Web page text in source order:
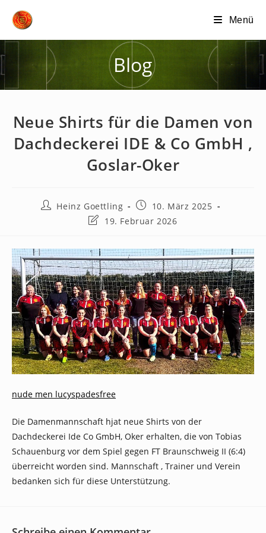
Inhalt
Menü
Blog
Neue Shirts für die Damen von
Dachdeckerei IDE & Co GmbH ,
Goslar-Oker
Beitrags-
Heinz Goettling
Beitrag
veröffentlicht:
10. März 2025
Beitrag
am:
19. Februar 2026
nude men lucyspadesfree
Die Damenmannschaft hjat neue Shirts von der
Dachdeckerei Ide Co GmbH, Oker erhalten, die von Tobias
Schauenburg vor dem Spiel gegen FT Braunschweig II (6:4)
überreicht worden sind. Mannschaft , Trainer und Verein
bedanken sich für diese Unterstützung.